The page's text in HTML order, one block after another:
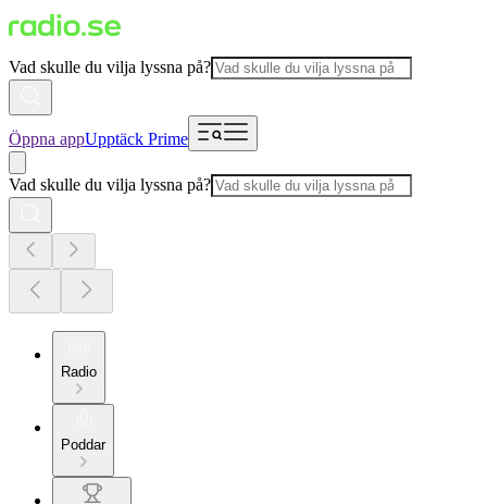
Vad skulle du vilja lyssna på?
Öppna appUpptäck Prime
Vad skulle du vilja lyssna på?
Radio
Poddar